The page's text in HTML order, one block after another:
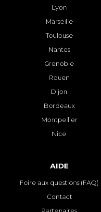
Lyon
Marseille
Toulouse
Nantes
Grenoble
Rouen
Dijon
Bordeaux
Montpellier
Nice
AIDE
Foire aux questions (FAQ)
Contact
Partenaires